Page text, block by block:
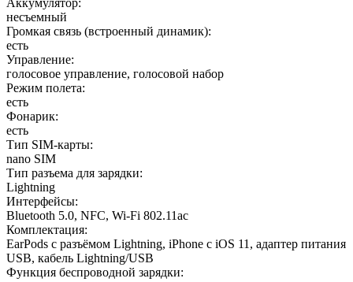
несъемный
Громкая связь (встроенный динамик):
есть
Управление:
голосовое управление, голосовой набор
Режим полета:
есть
Фонарик:
есть
Тип SIM-карты:
nano SIM
Тип разъема для зарядки:
Lightning
Интерфейсы:
Bluetooth 5.0, NFC, Wi-Fi 802.11ac
Комплектация:
EarPods с разъёмом Lightning, iPhone с iOS 11, адаптер питания
USB, кабель Lightning/USB
Функция беспроводной зарядки: